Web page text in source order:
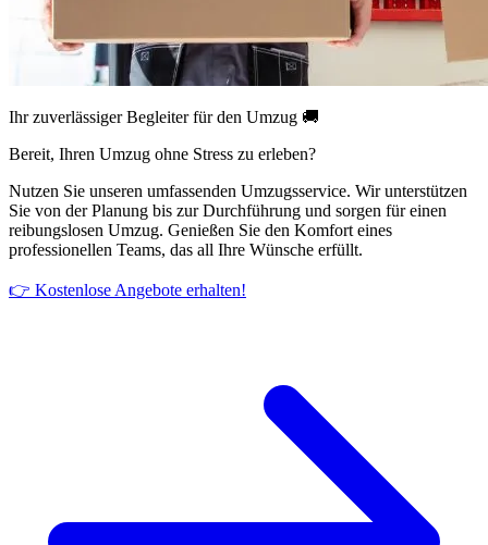
Ihr zuverlässiger Begleiter für den Umzug 🚚
Bereit, Ihren Umzug ohne Stress zu erleben?
Nutzen Sie unseren umfassenden Umzugsservice. Wir unterstützen
Sie von der Planung bis zur Durchführung und sorgen für einen
reibungslosen Umzug. Genießen Sie den Komfort eines
professionellen Teams, das all Ihre Wünsche erfüllt.
👉 Kostenlose Angebote erhalten!